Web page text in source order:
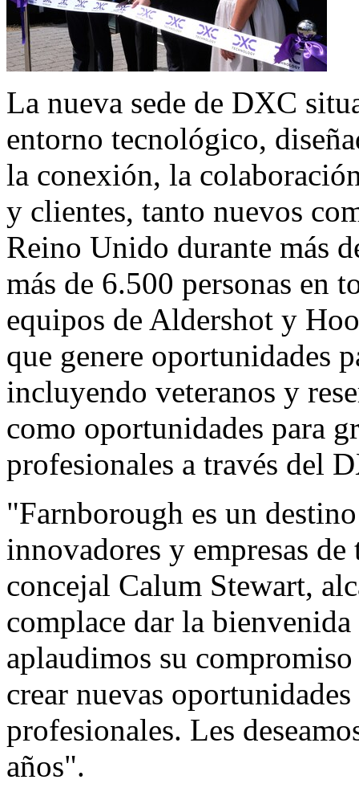
La nueva sede de DXC
entorno tecnológico,
la conexión, la
y clientes, tanto nuevos
Reino Unido durante más
más de 6.500 personas en
equipos de Aldershot y
que genere oportunidades
incluyendo veteranos y
como oportunidades para
profesionales a través del
"Farnborough es un
innovadores y empresas
concejal Calum Stewart,
complace dar la
aplaudimos su
crear nuevas
profesionales. Les
años".